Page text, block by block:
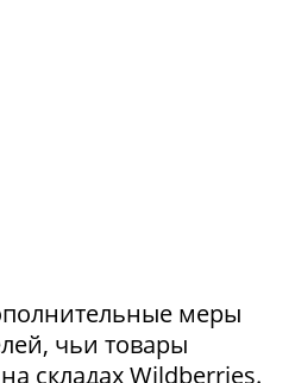
меры
чьи товары
складах Wildberries.